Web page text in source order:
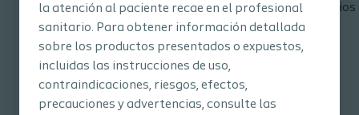
la atención al paciente recae en el profesional
sanitario. Para obtener información detallada
sobre los productos presentados o expuestos,
incluidas las instrucciones de uso,
contraindicaciones, riesgos, efectos,
precauciones y advertencias, consulte las
mediante la combinación de
diferentes dispositivos